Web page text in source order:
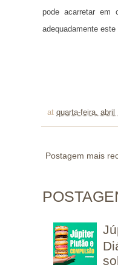
pode acarretar em
adequadamente este
at quarta-feira, abril
Postagem mais